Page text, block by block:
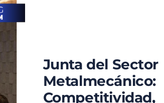
Junta del Sector
Metalmecánico:
Competitividad,